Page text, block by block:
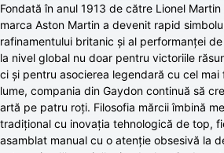
Fondată în anul 1913 de către Lionel
marca Aston Martin a devenit rapid
rafinamentului britanic și al performanței
la nivel global nu doar pentru victoriile
ci și pentru asocierea legendară cu cel
lume, compania din Gaydon continuă să
artă pe patru roți. Filosofia mărcii îmbină
tradițional cu inovația tehnologică de top,
asamblat manual cu o atenție obsesivă la